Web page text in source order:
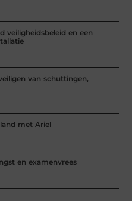
veiligheidsbeleid en een
van schuttingen,
met Ariel
en examenvrees